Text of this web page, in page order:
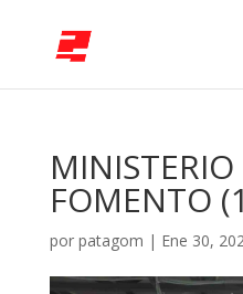
MINISTERIO
FOMENTO
por patagom | Ene 30,